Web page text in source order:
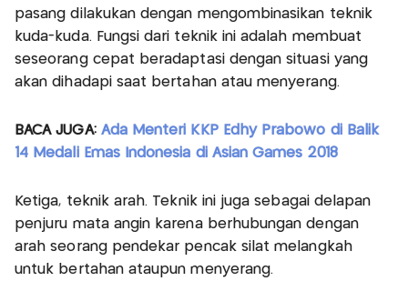
pasang dilakukan dengan mengombinasikan teknik
kuda-kuda. Fungsi dari teknik ini adalah membuat
seseorang cepat beradaptasi dengan situasi yang
akan dihadapi saat bertahan atau menyerang.
BACA JUGA: Ada Menteri KKP Edhy Prabowo di Balik
14 Medali Emas Indonesia di Asian Games 2018
Ketiga, teknik arah. Teknik ini juga sebagai delapan
penjuru mata angin karena berhubungan dengan
arah seorang pendekar pencak silat melangkah
untuk bertahan ataupun menyerang.